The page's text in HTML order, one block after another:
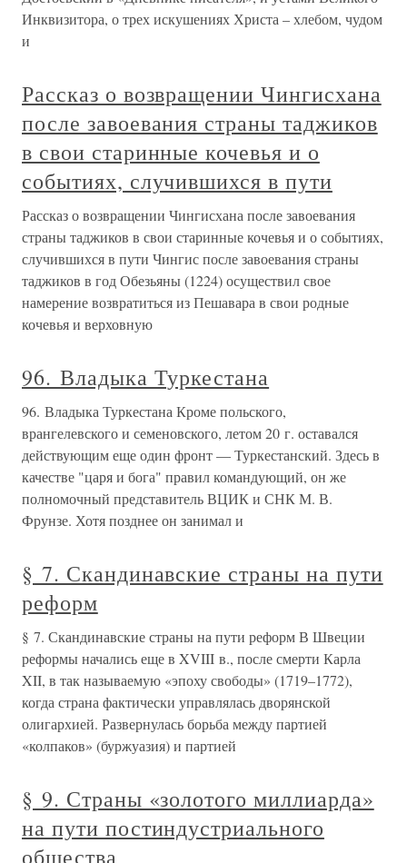
Инквизитора, о трех искушениях Христа – хлебом, чудом
и
Рассказ о возвращении Чингисхана
после завоевания страны таджиков
в свои старинные кочевья и о
событиях, случившихся в пути
Рассказ о возвращении Чингисхана после завоевания
страны таджиков в свои старинные кочевья и о событиях,
случившихся в пути Чингис после завоевания страны
таджиков в год Обезьяны (1224) осуществил свое
намерение возвратиться из Пешавара в свои родные
кочевья и верховную
96. Владыка Туркестана
96. Владыка Туркестана Кроме польского,
врангелевского и семеновского, летом 20 г. оставался
действующим еще один фронт — Туркестанский. Здесь в
качестве "царя и бога" правил командующий, он же
полномочный представитель ВЦИК и СНК М. В.
Фрунзе. Хотя позднее он занимал и
§ 7. Скандинавские страны на пути
реформ
§ 7. Скандинавские страны на пути реформ В Швеции
реформы начались еще в XVIII в., после смерти Карла
XII, в так называемую «эпоху свободы» (1719–1772),
когда страна фактически управлялась дворянской
олигархией. Развернулась борьба между партией
«колпаков» (буржуазия) и партией
§ 9. Страны «золотого миллиарда»
на пути постиндустриального
общества